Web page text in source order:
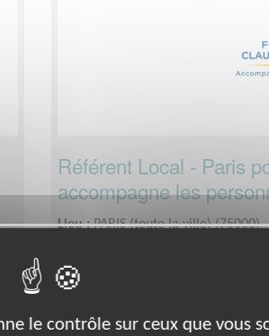
Référent Local - Paris
accompagne les
Lieu :PARIS (toute la ville) (75000)
Association :
Date :
A
d'engagement (en dehors des
le contrôle sur ceux que vous